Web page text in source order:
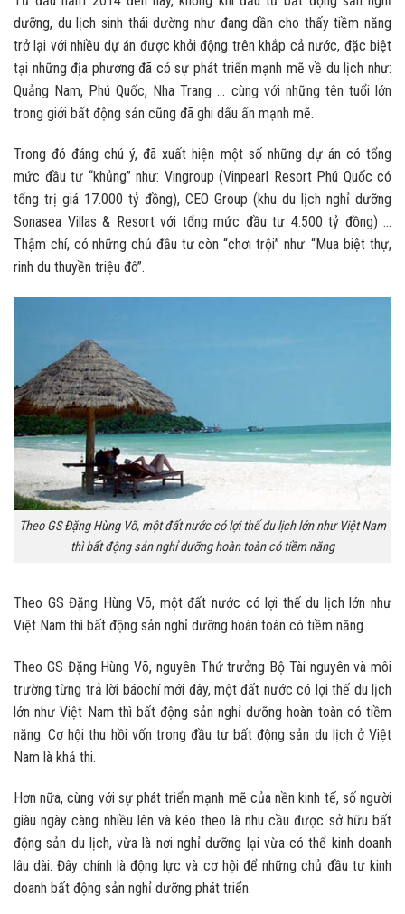
dưỡng, du lịch sinh thái dường như đang dần cho thấy tiềm năng
trở lại với nhiều dự án được khởi động trên khắp cả nước, đặc biệt
tại những địa phương đã có sự phát triển mạnh mẽ về du lịch như:
Quảng Nam, Phú Quốc, Nha Trang … cùng với những tên tuổi lớn
trong giới bất động sản cũng đã ghi dấu ấn mạnh mẽ.
Trong đó đáng chú ý, đã xuất hiện một số những dự án có tổng
mức đầu tư “khủng” như: Vingroup (Vinpearl Resort Phú Quốc có
tổng trị giá 17.000 tỷ đồng), CEO Group (khu du lịch nghỉ dưỡng
Sonasea Villas & Resort với tổng mức đầu tư 4.500 tỷ đồng) …
Thậm chí, có những chủ đầu tư còn “chơi trội” như: “Mua biệt thự,
rinh du thuyền triệu đô”.
Theo GS Đặng Hùng Võ, một đất nước có lợi thế du lịch lớn như Việt Nam
thì bất động sản nghỉ dưỡng hoàn toàn có tiềm năng
Theo GS Đặng Hùng Võ, một đất nước có lợi thế du lịch lớn như
Việt Nam thì bất động sản nghỉ dưỡng hoàn toàn có tiềm năng
Theo GS Đặng Hùng Võ, nguyên Thứ trưởng Bộ Tài nguyên và môi
trường từng trả lời báochí mới đây, một đất nước có lợi thế du lịch
lớn như Việt Nam thì bất động sản nghỉ dưỡng hoàn toàn có tiềm
năng. Cơ hội thu hồi vốn trong đầu tư bất động sản du lịch ở Việt
Nam là khả thi.
Hơn nữa, cùng với sự phát triển mạnh mẽ của nền kinh tế, số người
giàu ngày càng nhiều lên và kéo theo là nhu cầu được sở hữu bất
động sản du lịch, vừa là nơi nghỉ dưỡng lại vừa có thể kinh doanh
lâu dài. Đây chính là động lực và cơ hội để những chủ đầu tư kinh
doanh bất động sản nghỉ dưỡng phát triển.